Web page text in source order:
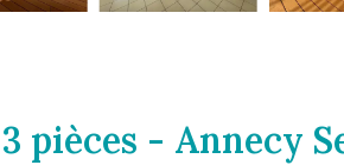
pièces - Annecy